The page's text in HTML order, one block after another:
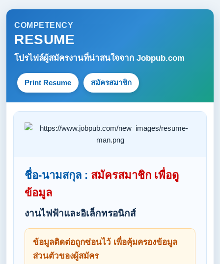
COMPETENCY
RESUME
โปรไฟล์ผู้สมัครงานที่น่าสนใจจาก Jobpub.com
Print Resume สมัครสมาชิก
ชื่อ-นามสกุล : สมัครสมาชิก เพื่อดู
ข้อมูล
งานไฟฟ้าและอิเล็กทรอนิกส์
ข้อมูลติดต่อถูกซ่อนไว้ เพื่อคุ้มครองข้อมูล
ส่วนตัวของผู้สมัคร